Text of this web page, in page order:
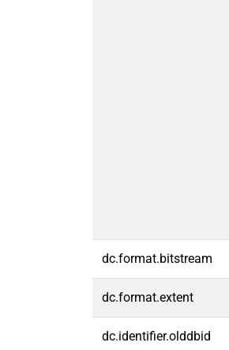
dc.format.bitstream
dc.format.extent
dc.identifier.olddbid